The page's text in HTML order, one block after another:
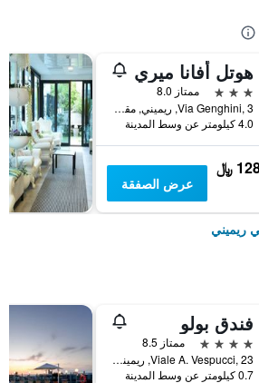
هوتل أفانا ميري
3 نجوم
ممتاز 8.0
Via Genghini, 3, ريميني, مقاطعة ريميني, إيطاليا
4.0 كيلومتر عن وسط المدينة
﷼
عرض الصفقة
ريميني
فندق بولو
4 نجوم
ممتاز 8.5
Viale A. Vespucci, 23, ريميني, مقاطعة ريميني, إيطاليا
0.7 كيلومتر عن وسط المدينة